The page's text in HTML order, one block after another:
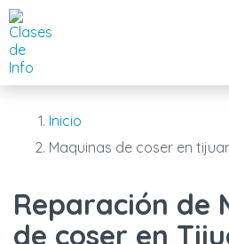
Inicio
Maquinas de coser en
Reparación de
de coser en